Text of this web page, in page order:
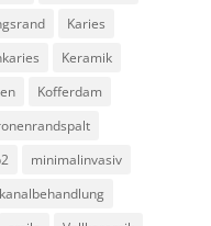
Karies
Keramik
Kofferdam
minimalinvasiv